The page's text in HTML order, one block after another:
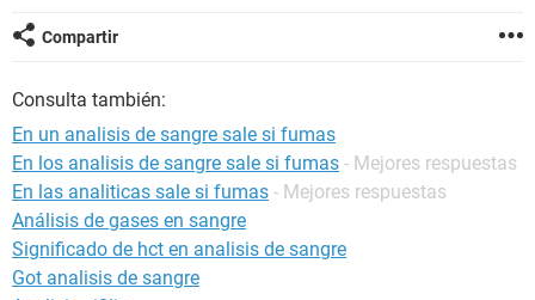
GLOSARIO
Compartir
Consulta también:
En un analisis de sangre sale si fumas
En los analisis de sangre sale si fumas - Mejores respuestas
En las analiticas sale si fumas - Mejores respuestas
Análisis de gases en sangre
Significado de hct en analisis de sangre
Got analisis de sangre